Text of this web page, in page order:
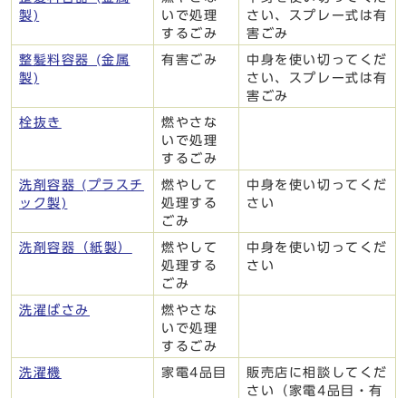
製)
いで処理
するごみ
さい、スプレー式は有
害ごみ
整髪料容器 (金属
製)
有害ごみ
中身を使い切ってくだ
さい、スプレー式は有
害ごみ
栓抜き
燃やさな
いで処理
するごみ
洗剤容器 (プラスチ
ック製)
燃やして
処理する
ごみ
中身を使い切ってくだ
さい
洗剤容器（紙製）
燃やして
処理する
ごみ
中身を使い切ってくだ
さい
洗濯ばさみ
燃やさな
いで処理
するごみ
洗濯機 家電4品目
販売店に相談してくだ
さい（家電4品目・有